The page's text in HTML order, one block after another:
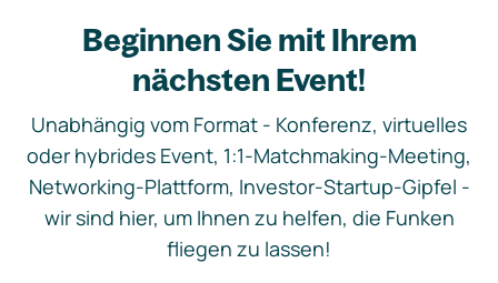
Beginnen Sie mit Ihrem
nächsten Event!
Unabhängig vom Format - Konferenz, virtuelles
oder hybrides Event, 1:1-Matchmaking-Meeting,
Networking-Plattform, Investor-Startup-Gipfel -
wir sind hier, um Ihnen zu helfen, die Funken
fliegen zu lassen!